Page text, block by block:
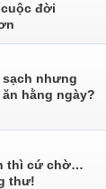
đời
nhưng
hằng ngày?
thì cứ chờ…
thư!